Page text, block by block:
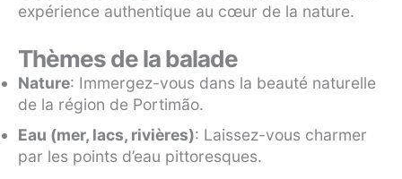
expérience authentique au cœur de la nature.
Thèmes de la balade
Nature: Immergez-vous dans la beauté naturelle
de la région de Portimão.
Eau (mer, lacs, rivières): Laissez-vous charmer
par les points d’eau pittoresques.